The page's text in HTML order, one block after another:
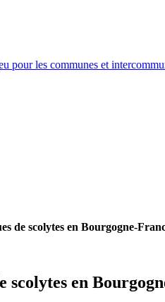
pour les communes et
de scolytes en Bourgogne-
scolytes en